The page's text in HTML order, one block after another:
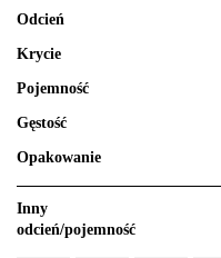
Odcień
Krycie
Pojemność
Gęstość
Opakowanie
Inny
odcień/pojemność